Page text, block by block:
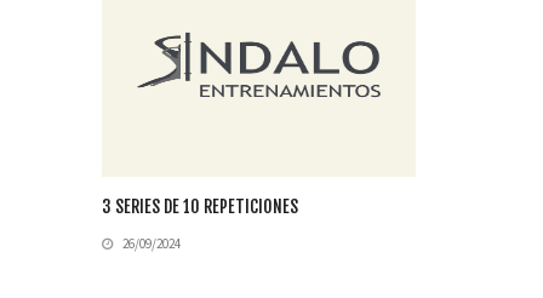
3 SERIES DE 10 REPETICIONES
26/09/2024